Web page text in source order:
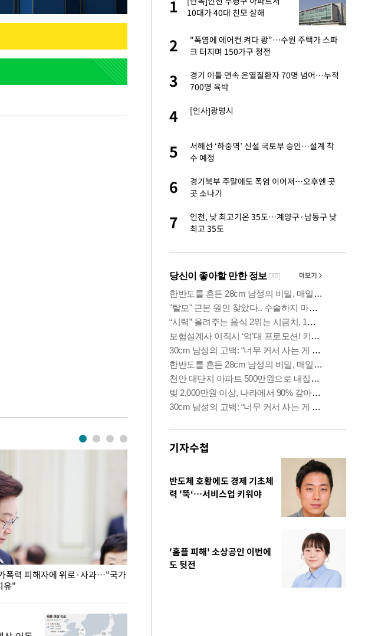
폭력 피해자에 위로·사과…"국가
유"
오세훈 서울시
환경 점검
10대가 40대 친모 살해
생각도"
[속보]이 대통령 "부동산 공급 기존 사고방식
매달리지 말고 과감히 실천"
1
10대가 40대 친모 살해
2
"폭염에 에어컨 켜다 쾅"…수원 주택가 스파
크 터지며 150가구 정전
3
경기 이틀 연속 온열질환자 70명 넘어…누적
700명 육박
4 [인사]광명시
5
서해선 ‘하중역’ 신설 국토부 승인…설계 착
수 예정
6
경기북부 주말에도 폭염 이어져…오후엔 곳
곳 소나기
7
인천, 낮 최고기온 35도…계양구·남동구 낮
최고 35도
기자수첩
반도체 호황에도 경제 기초체
력 '뚝‘…서비스업 키워야
'홈플 피해' 소상공인 이번에
도 뒷전